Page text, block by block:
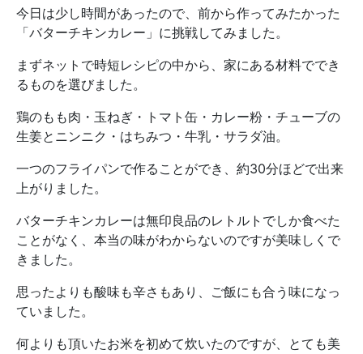
今日は少し時間があったので、前から作ってみたかった
「バターチキンカレー」に挑戦してみました。
まずネットで時短レシピの中から、家にある材料ででき
るものを選びました。
鶏のもも肉・玉ねぎ・トマト缶・カレー粉・チューブの
生姜とニンニク・はちみつ・牛乳・サラダ油。
一つのフライパンで作ることができ、約30分ほどで出来
上がりました。
バターチキンカレーは無印良品のレトルトでしか食べた
ことがなく、本当の味がわからないのですが美味しくで
きました。
思ったよりも酸味も辛さもあり、ご飯にも合う味になっ
ていました。
何よりも頂いたお米を初めて炊いたのですが、とても美